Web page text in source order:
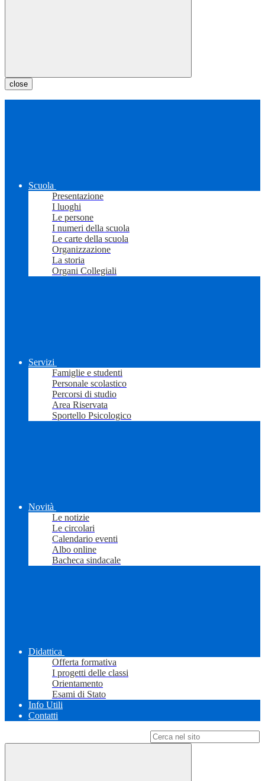
close
Scuola
Presentazione
I luoghi
Le persone
I numeri della scuola
Le carte della scuola
Organizzazione
La storia
Organi Collegiali
Servizi
Famiglie e studenti
Personale scolastico
Percorsi di studio
Area Riservata
Sportello Psicologico
Novità
Le notizie
Le circolari
Calendario eventi
Albo online
Bacheca sindacale
Didattica
Offerta formativa
I progetti delle classi
Orientamento
Esami di Stato
Info Utili
Contatti